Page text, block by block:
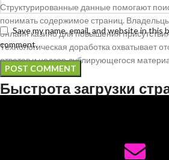
Структурированные данные помогают
понимать содержимое страниц.
онлайн казино для повышения
Технологическая доработка охватывает
ответов и надзор дублирующегося
Быстрота загрузки
порталы в течение начальных секунд
учитывают скорость загрузки как
Save my name, email, and website in
comment.